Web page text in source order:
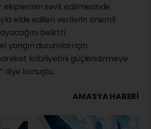
ekiplerinin sevk edilmesinde
elde edilen verilerin önemli
belirtti.
yangın durumları için
kabiliyetini güçlendirmeye
diye konuştu.
AMASYA HABERİ